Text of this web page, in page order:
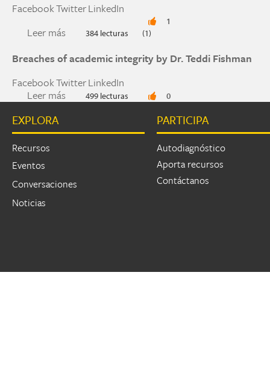
FacebookTwitterLinkedIn
Leer más sobre Cheating Companies Hacked Websites
384 lecturas
1
(1)
Breaches of academic integrity by Dr. Teddi Fishman
FacebookTwitterLinkedIn
Leer más sobre Breaches of academic integrity by Dr.
499 lecturas 0
Páginas
EXPLORA
Recursos
Eventos
Conversaciones
Noticias
PARTICIPA
Autodiagnóstico
Aporta recursos
Contáctanos